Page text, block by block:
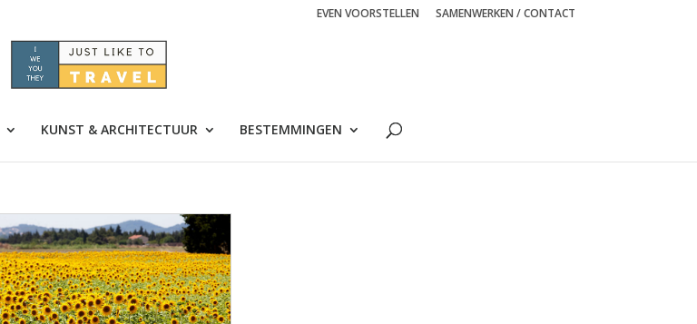
EVEN VOORSTELLEN SAMENWERKEN / CONTACT
KUNST & ARCHITECTUUR BESTEMMINGEN